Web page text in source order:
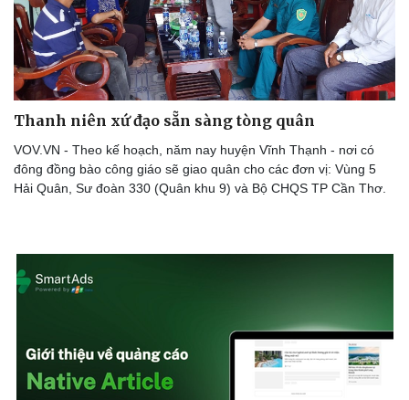
Thanh niên xứ đạo sẵn sàng tòng quân
VOV.VN - Theo kế hoạch, năm nay huyện Vĩnh Thạnh - nơi có
đông đồng bào công giáo sẽ giao quân cho các đơn vị: Vùng 5
Hải Quân, Sư đoàn 330 (Quân khu 9) và Bộ CHQS TP Cần Thơ.